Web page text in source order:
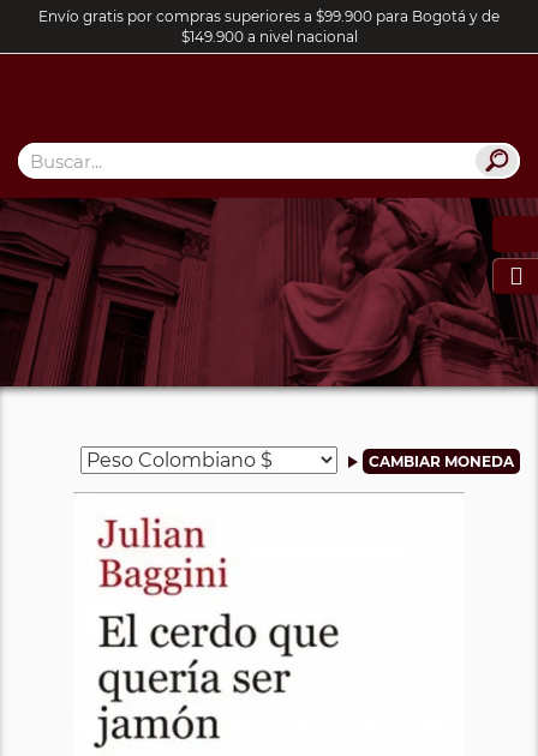
Envío gratis por compras superiores a $99.900 para Bogotá y de
$149.900 a nivel nacional
